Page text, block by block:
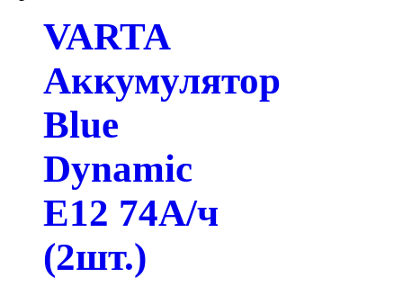
VARTA
Аккумулятор
Blue
Dynamic
E12 74А/ч
(2шт.)